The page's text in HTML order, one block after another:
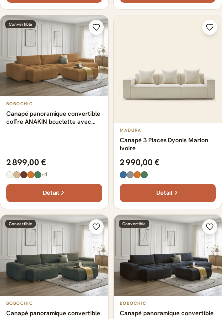
Convertible
BOBOCHIC
Canapé panoramique convertible
coffre ANAKIN bouclette avec
2 899,00 €
+4
Détail
MADURA
Canapé 3 Places Dyonis Marlon
Ivoire
2 990,00 €
Détail
Convertible
BOBOCHIC
Canapé panoramique convertible
Convertible
BOBOCHIC
Canapé panoramique convertible